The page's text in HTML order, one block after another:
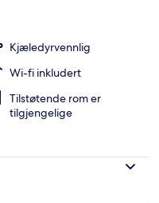
Kjæledyrvennlig
Wi-fi inkludert
Tilstøtende rom er
tilgjengelige